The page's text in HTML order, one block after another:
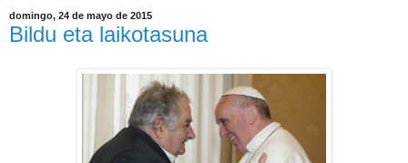
domingo, 24 de mayo de 2015
Bildu eta laikotasuna